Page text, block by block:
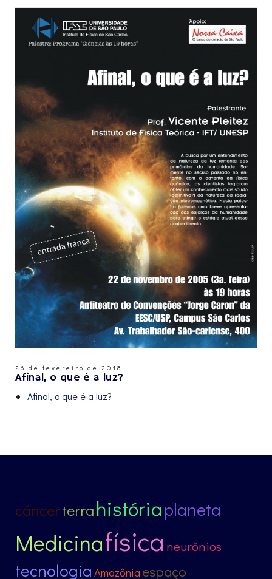
26 de fevereiro de 2018
Afinal, o que é a luz?
Afinal, o que é a luz?
câncerterrahistóriaplaneta
Medicinafísica neurônios
tecnologia Amazônia espaço